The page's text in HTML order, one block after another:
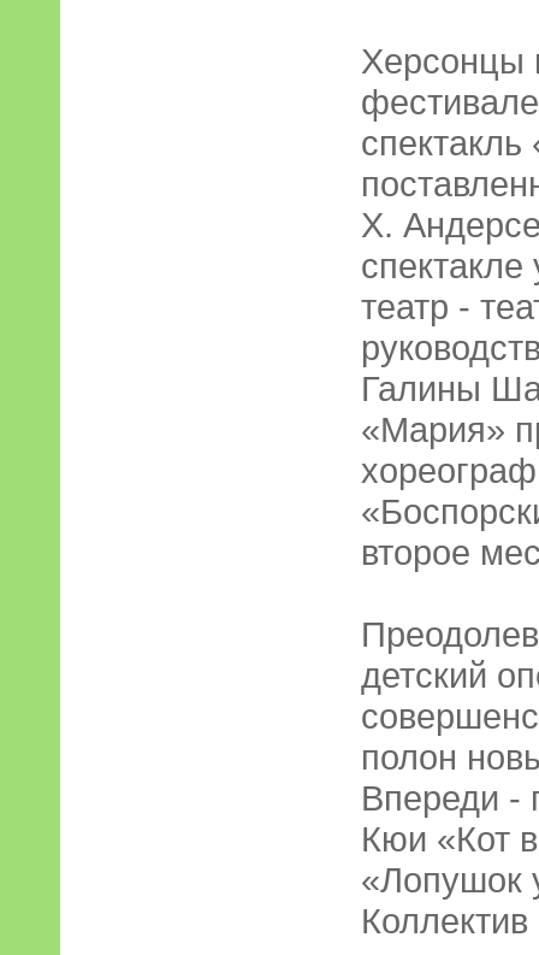
Херсонцы
X.
театр -
Галины
«Мария»
второе
детский
полон
Впереди -
Кюи «Кот
«Лопушок